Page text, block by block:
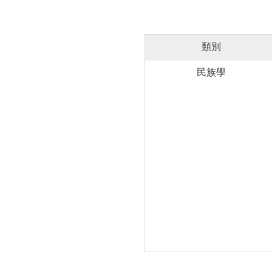
類別
民族學